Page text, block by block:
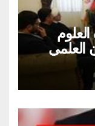
العلمي